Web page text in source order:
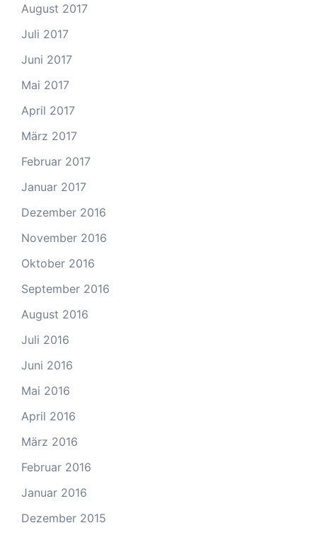
August 2017
Juli 2017
Juni 2017
Mai 2017
April 2017
März 2017
Februar 2017
Januar 2017
Dezember 2016
November 2016
Oktober 2016
September 2016
August 2016
Juli 2016
Juni 2016
Mai 2016
April 2016
März 2016
Februar 2016
Januar 2016
Dezember 2015